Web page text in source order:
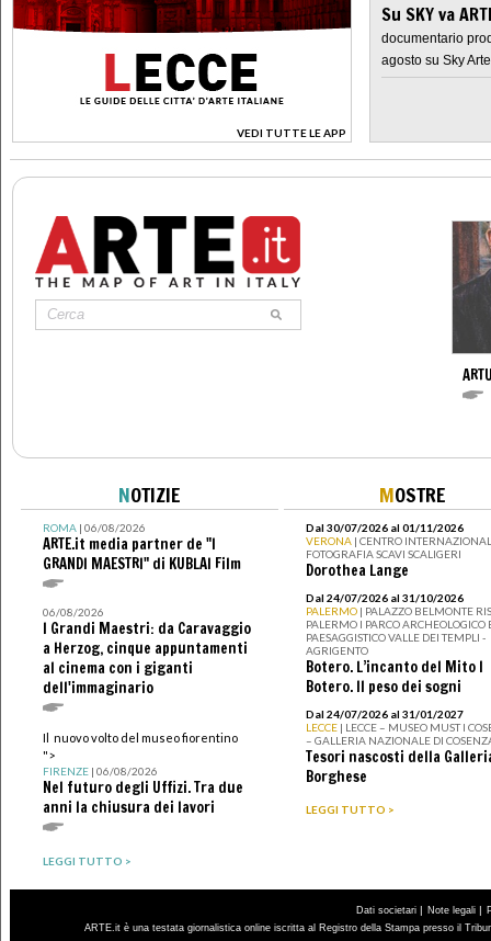
VEDI TUTTE LE APP
>
Su SKY va
documentario
agosto su Sky Arte
NOTIZIE
ROMA| 06/08/2026
ARTE.it media partner de "I
GRANDI MAESTRI" di KUBLAI Film
06/08/2026
I Grandi Maestri: da Caravaggio
a Herzog, cinque appuntamenti
al cinema con i giganti
dell'immaginario
Il nuovo volto del museo fiorentino
">
FIRENZE| 06/08/2026
Nel futuro degli Uffizi. Tra due
anni la chiusura dei lavori
LEGGI TUTTO >
MOSTRE
Dal 30/07/2026 al 01/11/2026
VERONA | CENTRO
FOTOGRAFIA SCAVI SCALIGERI
Dorothea Lange
Dal 24/07/2026 al 31/10/2026
PALERMO | PALAZZO BELMONTE
PALERMO I PARCO ARCHEOLOGICO
PAESAGGISTICO VALLE DEI TEMPLI -
AGRIGENTO
Botero. L’incanto del Mito I
Botero. Il peso dei sogni
Dal 24/07/2026 al 31/01/2027
LECCE | LECCE – MUSEO MUST I
– GALLERIA NAZIONALE DI
Tesori nascosti della
Borghese
LEGGI TUTTO >
Dati societari | Note legali |
ARTE.it è una testata giornalistica online iscritta al Registro della Stampa presso il